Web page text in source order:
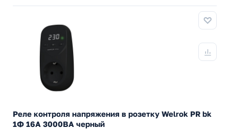
Реле контроля напряжения в розетку Welrok PR bk
1Ф 16А 3000ВА черный